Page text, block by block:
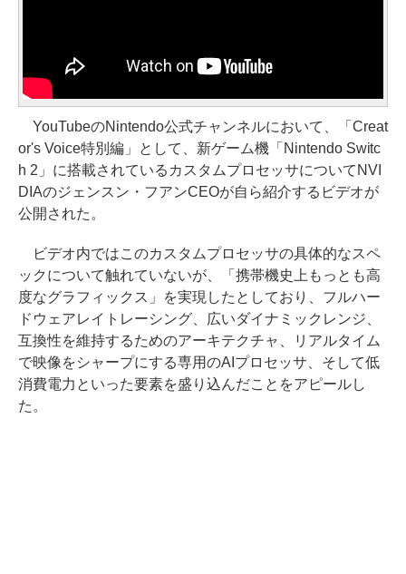
YouTubeのNintendo公式チャンネルにおいて、「Creat
or's Voice特別編」として、新ゲーム機「Nintendo Switc
h 2」に搭載されているカスタムプロセッサについてNVI
DIAのジェンスン・フアンCEOが自ら紹介するビデオが
公開された。
ビデオ内ではこのカスタムプロセッサの具体的なスペ
ックについて触れていないが、「携帯機史上もっとも高
度なグラフィックス」を実現したとしており、フルハー
ドウェアレイトレーシング、広いダイナミックレンジ、
互換性を維持するためのアーキテクチャ、リアルタイム
で映像をシャープにする専用のAIプロセッサ、そして低
消費電力といった要素を盛り込んだことをアピールし
た。